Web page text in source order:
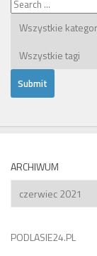
ARCHIWUM
Archiwum
PODLASIE24.PL